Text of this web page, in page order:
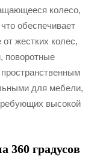
колесо,
обеспечивает
жестких колес,
поворотные
для мебели,
высокой
360 градусов